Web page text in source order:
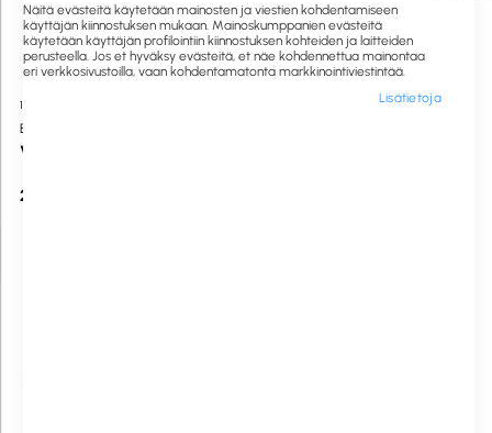
1009132
Brother
Verkkolaite ADE001EU, 12 V
21,20 €
Tilaustuote
Näitä evästeitä käytetään mainosten ja viestien kohdentamiseen
käyttäjän kiinnostuksen mukaan. Mainoskumppanien evästeitä
käytetään käyttäjän profilointiin kiinnostuksen kohteiden ja laitteiden
perusteella. Jos et hyväksy evästeitä, et näe kohdennettua mainontaa
eri verkkosivustoilla, vaan kohdentamatonta markkinointiviestintää.
Lisätietoja